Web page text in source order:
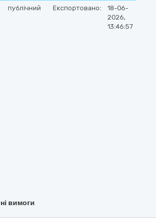
публічний Експортовано:
18-06-
2026,
13:46:57
вимоги